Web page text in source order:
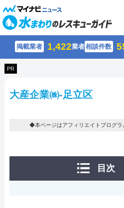
掲載業者 1,422業者相談件数
PR
大産企業㈱-足立区
◆本ページはアフィリエイトプログラ
目次